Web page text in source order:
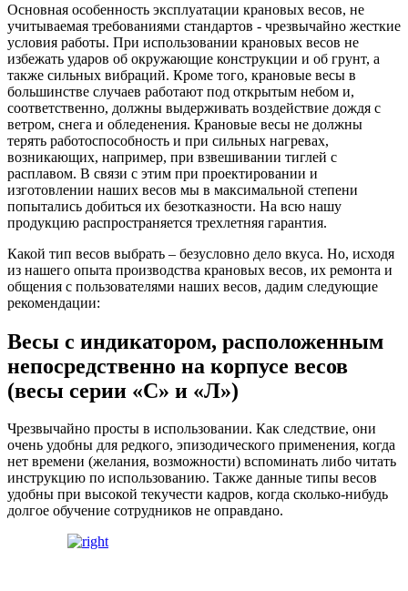
Основная особенность эксплуатации крановых весов, не
учитываемая требованиями стандартов - чрезвычайно жесткие
условия работы. При использовании крановых весов не
избежать ударов об окружающие конструкции и об грунт, а
также сильных вибраций. Кроме того, крановые весы в
большинстве случаев работают под открытым небом и,
соответственно, должны выдерживать воздействие дождя с
ветром, снега и обледенения. Крановые весы не должны
терять работоспособность и при сильных нагревах,
возникающих, например, при взвешивании тиглей с
расплавом. В связи с этим при проектировании и
изготовлении наших весов мы в максимальной степени
попытались добиться их безотказности. На всю нашу
продукцию распространяется трехлетняя гарантия.
Какой тип весов выбрать – безусловно дело вкуса. Но, исходя
из нашего опыта производства крановых весов, их ремонта и
общения с пользователями наших весов, дадим следующие
рекомендации:
Весы с индикатором, расположенным
непосредственно на корпусе весов
(весы серии «С» и «Л»)
Чрезвычайно просты в использовании. Как следствие, они
очень удобны для редкого, эпизодического применения, когда
нет времени (желания, возможности) вспоминать либо читать
инструкцию по использованию. Также данные типы весов
удобны при высокой текучести кадров, когда сколько-нибудь
долгое обучение сотрудников не оправдано.